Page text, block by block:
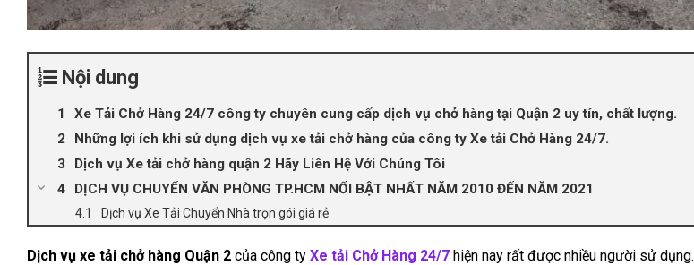
Nội dung
Xe Tải Chở Hàng 24/7 công ty chuyên cung cấp dịch vụ chở hàng tại Quận 2 uy tín, chất lượng.
Những lợi ích khi sử dụng dịch vụ xe tải chở hàng của công ty Xe tải Chở Hàng 24/7.
Dịch vụ Xe tải chở hàng quận 2 Hãy Liên Hệ Với Chúng Tôi
DỊCH VỤ CHUYỂN VĂN PHÒNG TP.HCM NỔI BẬT NHẤT NĂM 2010 ĐẾN NĂM 2021
Dịch vụ Xe Tải Chuyển Nhà trọn gói giá rẻ
Dịch vụ xe tải chở hàng Quận 2 của công ty Xe tải Chở Hàng 24/7 hiện nay rất được nhiều người sử dụng.